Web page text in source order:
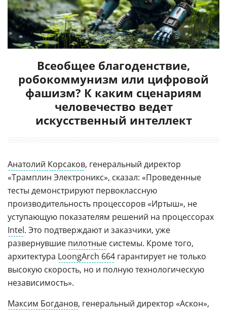
Всеобщее благоденствие,
робокоммунизм или цифровой
фашизм? К каким сценариям
человечество ведет
искусственный интеллект
Анатолий Корсаков, генеральный директор
«Трамплин Электроникс», сказал: «Проведенные
тесты демонстрируют первоклассную
производительность процессоров «Иртыш», не
уступающую показателям решений на процессорах
Intel. Это подтверждают и заказчики, уже
развернувшие пилотные системы. Кроме того,
архитектура LoongArch 664 гарантирует не только
высокую скорость, но и полную технологическую
независимость».
Максим Богданов, генеральный директор «Аскон»,